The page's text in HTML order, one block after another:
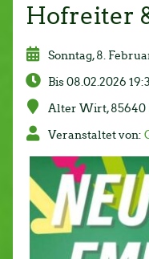
Hofreiter
Sonntag, 8.
Bis 08.02.2026
Alter Wirt, 85640
Ver­an­stal­tet von: